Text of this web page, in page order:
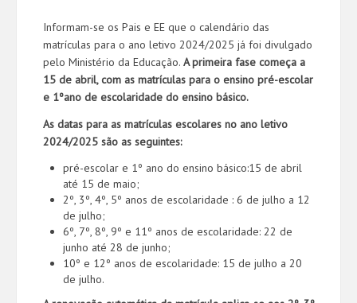
Informam-se os Pais e EE que o calendário das
matrículas para o ano letivo 2024/2025 já foi divulgado
pelo Ministério da Educação. A primeira fase começa a
15 de abril, com as matrículas para o ensino pré-escolar
e 1ºano de escolaridade do ensino básico.
As datas para as matrículas escolares no ano letivo
2024/2025 são as seguintes:
pré-escolar e 1º ano do ensino básico:15 de abril
até 15 de maio;
2º, 3º, 4º, 5º anos de escolaridade : 6 de julho a 12
de julho;
6º, 7º, 8º, 9º e 11º anos de escolaridade: 22 de
junho até 28 de junho;
10º e 12º anos de escolaridade: 15 de julho a 20
de julho.